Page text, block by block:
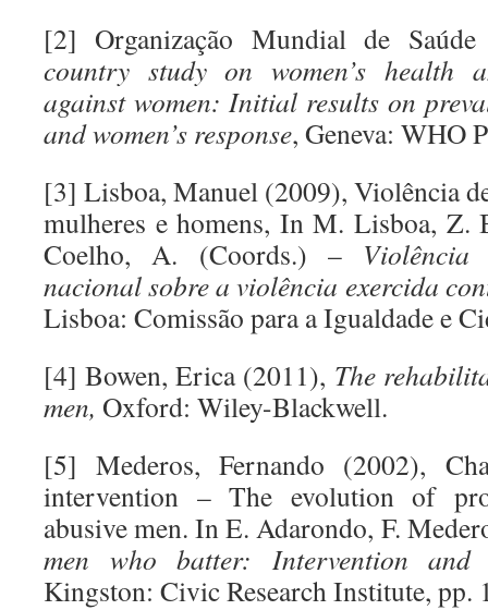
[2] Organização Mundial de
country study on women’s health
against women: Initial results on
and women’s response, Geneva: WHO
[3] Lisboa, Manuel (2009), Violência
mulheres e homens, In M. Lisboa, Z.
Coelho, A. (Coords.) –
nacional sobre a violência exercida
Lisboa: Comissão para a Igualdade e
[4] Bowen, Erica (2011), The
men, Oxford: Wiley-Blackwell.
[5] Mederos, Fernando (2002),
intervention – The evolution of
abusive men. In E. Adarondo, F.
men who batter: Intervention and
Kingston: Civic Research Institute, pp.